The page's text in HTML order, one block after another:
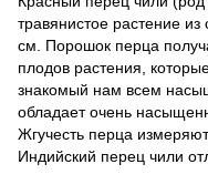
травянистое растение
см. Порошок перца
плодов растения,
знакомый нам всем
обладает очень
Жгучесть перца
Индийский перец чили